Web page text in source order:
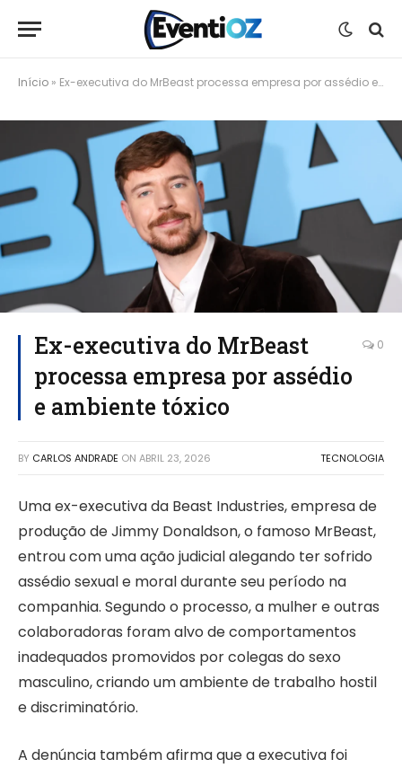
Início » Ex-executiva do MrBeast processa empresa por assédio e ambiente tóxico
Ex-executiva do MrBeast
processa empresa por assédio
e ambiente tóxico
0
BY CARLOS ANDRADE ON ABRIL 23, 2026 TECNOLOGIA
Uma ex-executiva da Beast Industries, empresa de
produção de Jimmy Donaldson, o famoso MrBeast,
entrou com uma ação judicial alegando ter sofrido
assédio sexual e moral durante seu período na
companhia. Segundo o processo, a mulher e outras
colaboradoras foram alvo de comportamentos
inadequados promovidos por colegas do sexo
masculino, criando um ambiente de trabalho hostil
e discriminatório.
A denúncia também afirma que a executiva foi